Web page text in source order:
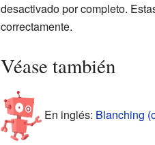
desactivado por completo.
correctamente.
Véase también
En inglés: Blanching